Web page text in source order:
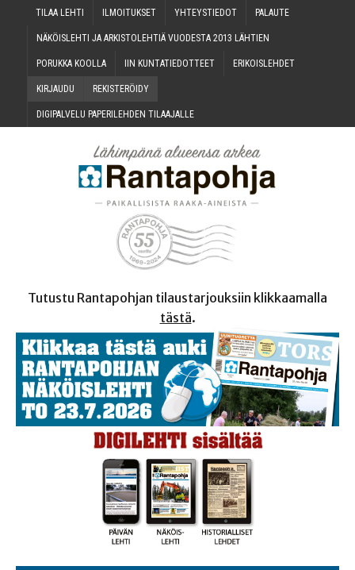
TILAA LEH­TI ILMOI­TUK­SET YHTEYS­TIE­DOT PALAU­TE
NÄKÖIS­LEH­TI JA ARKIS­TO­LEH­TIÄ VUO­DES­TA 2013 LÄHTIEN
PORUK­KA KOOLLA IIN KUN­TA­TIE­DOT­TEET ERI­KOIS­LEH­DET
KIR­JAU­DU REKIS­TE­RÖI­DY
DIGI­PAL­VE­LU PAPE­RI­LEH­DEN TILAAJALLE
Tutustu Rantapohjan tilaustarjouksiin klikkaamalla
tästä.